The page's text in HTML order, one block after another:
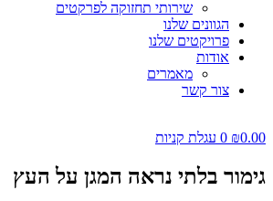
שירותי תחזוקה לפרקטים
הגוונים שלנו
פרויקטים שלנו
אודות
מאמרים
צור קשר
₪0.00
0 עגלת קניות
גימור בלתי נראה המגן על העץ